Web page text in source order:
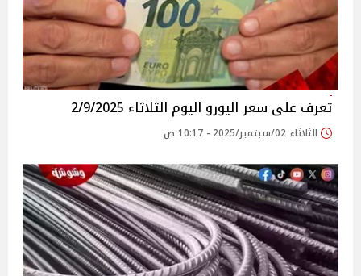
تعرف على سعر اليورو اليوم الثلاثاء 2/9/2025
الثلاثاء 02/سبتمبر/2025 - 10:17 ص